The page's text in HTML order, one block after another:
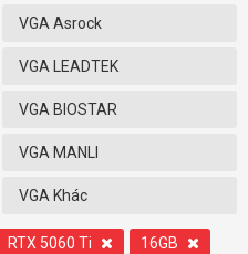
VGA Asrock
VGA LEADTEK
VGA BIOSTAR
VGA MANLI
VGA Khác
RTX 5060 Ti
16GB